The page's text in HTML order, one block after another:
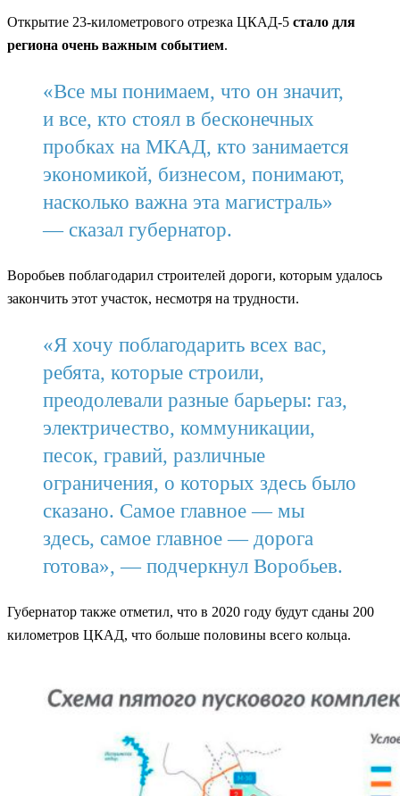
Открытие 23-километрового отрезка ЦКАД-5 стало для
региона очень важным событием.
«Все мы понимаем, что он значит,
и все, кто стоял в бесконечных
пробках на МКАД, кто занимается
экономикой, бизнесом, понимают,
насколько важна эта магистраль»
— сказал губернатор.
Воробьев поблагодарил строителей дороги, которым удалось
закончить этот участок, несмотря на трудности.
«Я хочу поблагодарить всех вас,
ребята, которые строили,
преодолевали разные барьеры: газ,
электричество, коммуникации,
песок, гравий, различные
ограничения, о которых здесь было
сказано. Самое главное — мы
здесь, самое главное — дорога
готова», — подчеркнул Воробьев.
Губернатор также отметил, что в 2020 году будут сданы 200
километров ЦКАД, что больше половины всего кольца.